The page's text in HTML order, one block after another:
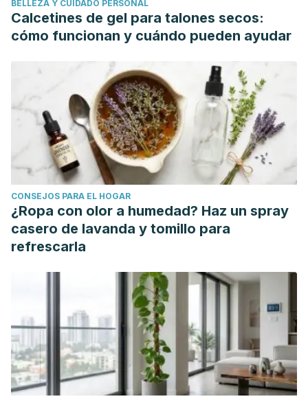
years) but not the elderly (>64 years): a meta-analysis.
Nutrition in Clinical Practice
. 31 (4): 502-13.
composición, papel protector, patología asociada y
perspectivas terapéuticas.Enfermedades Infecciosas y
Microbiología Clínica. Marzo 2008. 26 (3): 160-167.
Mennini M, Dahdah L, Artesani MC, Fiocchi A, Martelli A.
Probiotics in Asthma and Allergy Prevention. Frontiers in
Pediatrics. Julio 2017, 31; 5:165.
Szajewska H, Canani RB, Guarino A, Hojsak I, Indrio F,
Kolacek S, Orel R, Shamir R, Vandenplas Y, van Goudoever
JB, Weizman Z; ESPGHAN Working Group for
ProbioticsPrebiotics. Probiotics for the Prevention of
Pediatric Gastroenterology Nutrition
. Marzo 2016. 62 (3):
Tremblay A, Doyon C, Sáchez M. Impact of yogurt on
appetite control, energy balance and body composition.
Nutrition reviews. Agosto 2015. Suppl. 1: 23-7.
BELLEZA Y CUIDADO PERSONAL
Calcetines de gel para talones secos:
cómo funcionan y cuándo pueden ayudar
CONSEJOS PARA EL HOGAR
¿Ropa con olor a humedad? Haz un spray
casero de lavanda y tomillo para
refrescarla